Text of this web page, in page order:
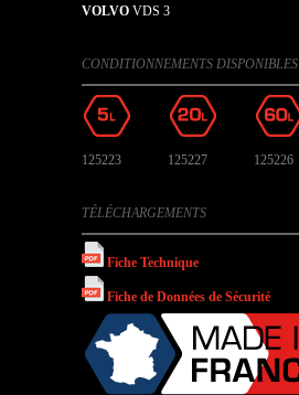
VOLVO VDS 3
CONDITIONNEMENTS DISPONIBLES
125223 125227 125226
TÉLÉCHARGEMENTS
Fiche Technique
Fiche de Données de Sécurité